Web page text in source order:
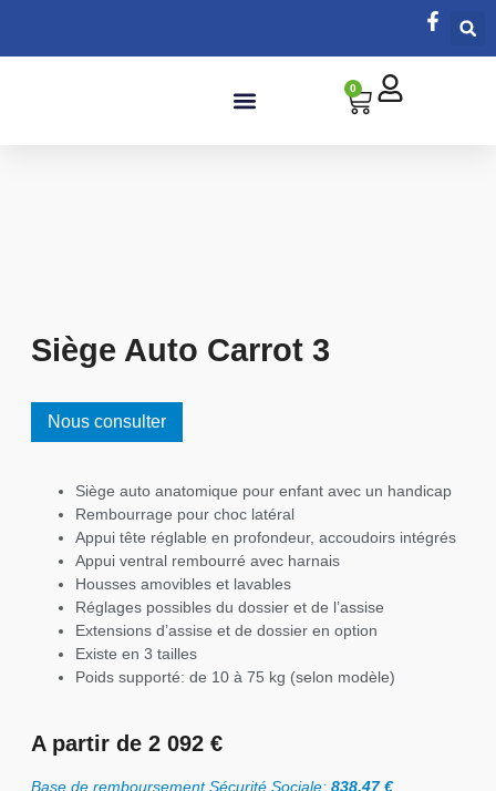
0
Siège Auto Carrot 3
Nous consulter
Siège auto anatomique pour enfant avec un handicap
Rembourrage pour choc latéral
Appui tête réglable en profondeur, accoudoirs intégrés
Appui ventral rembourré avec harnais
Housses amovibles et lavables
Réglages possibles du dossier et de l’assise
Extensions d’assise et de dossier en option
Existe en 3 tailles
Poids supporté: de 10 à 75 kg (selon modèle)
A partir de 2 092 €
Base de remboursement Sécurité Sociale: 838,47 €